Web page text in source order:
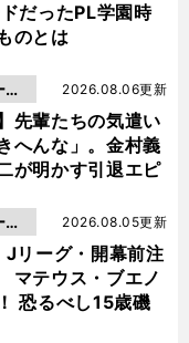
だったPL学園時
のとは
先輩たちの気遣い
へんな」。金村義
が明かす引退エピ
2026.08.06更新
Jリーグ・開幕前注
マテウス・ブエノ
恐るべし15歳磯
2026.08.05更新